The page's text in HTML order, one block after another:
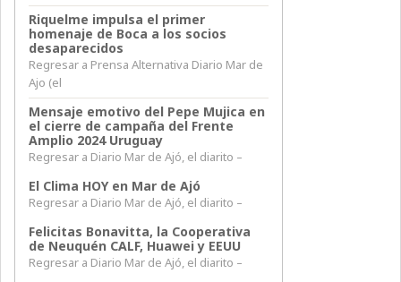
Riquelme impulsa el primer
homenaje de Boca a los socios
desaparecidos
Regresar a Prensa Alternativa Diario Mar de
Ajo (el
Mensaje emotivo del Pepe Mujica en
el cierre de campaña del Frente
Amplio 2024 Uruguay
Regresar a Diario Mar de Ajó, el diarito –
El Clima HOY en Mar de Ajó
Regresar a Diario Mar de Ajó, el diarito –
Felicitas Bonavitta, la Cooperativa
de Neuquén CALF, Huawei y EEUU
Regresar a Diario Mar de Ajó, el diarito –